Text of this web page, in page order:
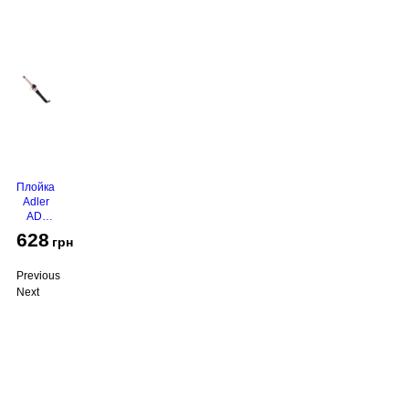
Плойка
Adler
AD-
628 грн
Previous
Next